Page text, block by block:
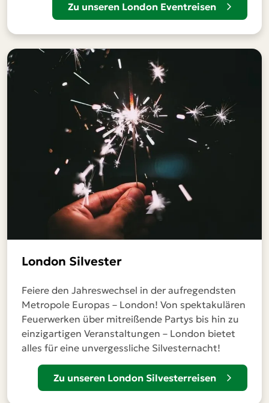
Zu unseren London Eventreisen
London Silvester
Feiere den Jahreswechsel in der aufregendsten
Metropole Europas – London! Von spektakulären
Feuerwerken über mitreißende Partys bis hin zu
einzigartigen Veranstaltungen – London bietet
alles für eine unvergessliche Silvesternacht!
Zu unseren London Silvesterreisen